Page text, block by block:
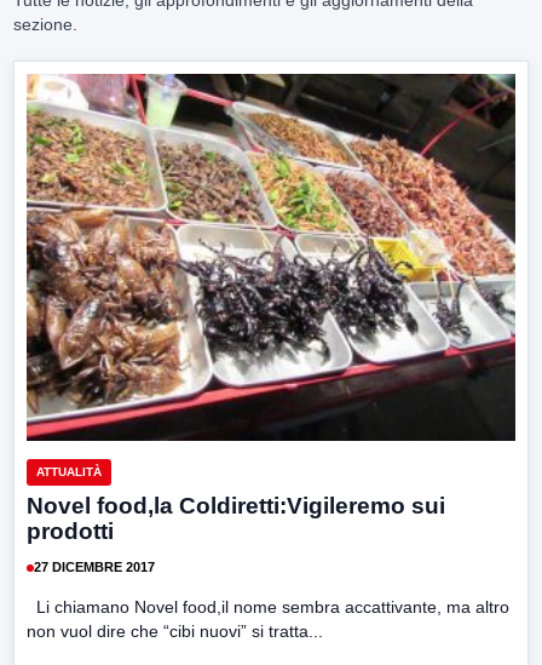
sezione.
ATTUALITÀ
Novel food,la Coldiretti:Vigileremo sui
prodotti
27 DICEMBRE 2017
Li chiamano Novel food,il nome sembra accattivante, ma altro
non vuol dire che “cibi nuovi” si tratta...